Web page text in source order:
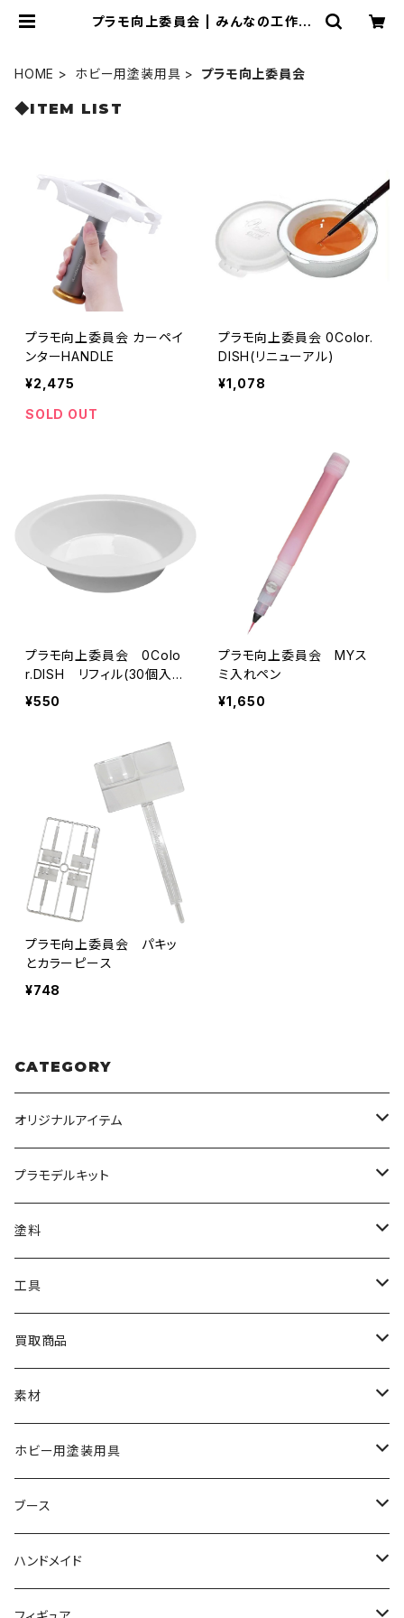
プラモ向上委員会 | みんなの工作ベ
HOME ホビー用塗装用具 プラモ向上委員会
◆ITEM LIST
プラモ向上委員会 カーペイ
ンターHANDLE
¥2,475
SOLD OUT
プラモ向上委員会 0Color.
DISH(リニューアル)
¥1,078
プラモ向上委員会 0Colo
r.DISH リフィル(30個入
り)
¥550
プラモ向上委員会 MYス
ミ入れペン
¥1,650
プラモ向上委員会 パキッ
とカラーピース
¥748
CATEGORY
オリジナルアイテム
みんなのアクション3Dアートベース
アクリルベース
ナチュラルベース
オリジナルアクキー
オリジナルスマホスタンド
ウォッチスタンド
テープスタンド
ベース材
アパレル
プラモデルキット
BANDAI
HG
MG
30MF
TAMIYA
カーモデル
飛行機モデル
アオシマ
ザ☆バイク
けもプラ
KOTOBUKIYA
メガミデバイス
無限邂逅メガロマリア
プラフィア
エクスプラス
GOOD SMILE COMPANY
MODEROID
wave
塗料
クレオス
ラッカー塗料
エナメル塗料
TAMIYA
ラッカー塗料
エナメル塗料
ガイアノーツ
エナメル塗料
ラッカー塗料
ターナー
アクリル塗料
プラモ向上委員会
その他
ハセガワ
ポリマー
フィニッシャーズ
工具
TAMIYA
ニッパー
切削工具
ウェーブ
小物プラパーツ
ニッパー
ゴッドハンド
ニッパー
切削工具
ミネシマ
切削工具
その他工具
ガイアノーツ
その他工具
クレオス
買取商品
BANDAI
HG
MG
素材
TAMIYA
接着剤
パテ
クレオス
接着剤
パテ
ガイアノーツ
接着剤
ウェーブ
ホビー用塗装用具
TAMIYA
エアブラシ関連用品
塗装関係消耗品
PROFIX(RAYWOOD)
エアブラシ
ガイアノーツ
ブース
PROFIX(RAYWOOD)
ウェーブ
ハンドメイド
完成品